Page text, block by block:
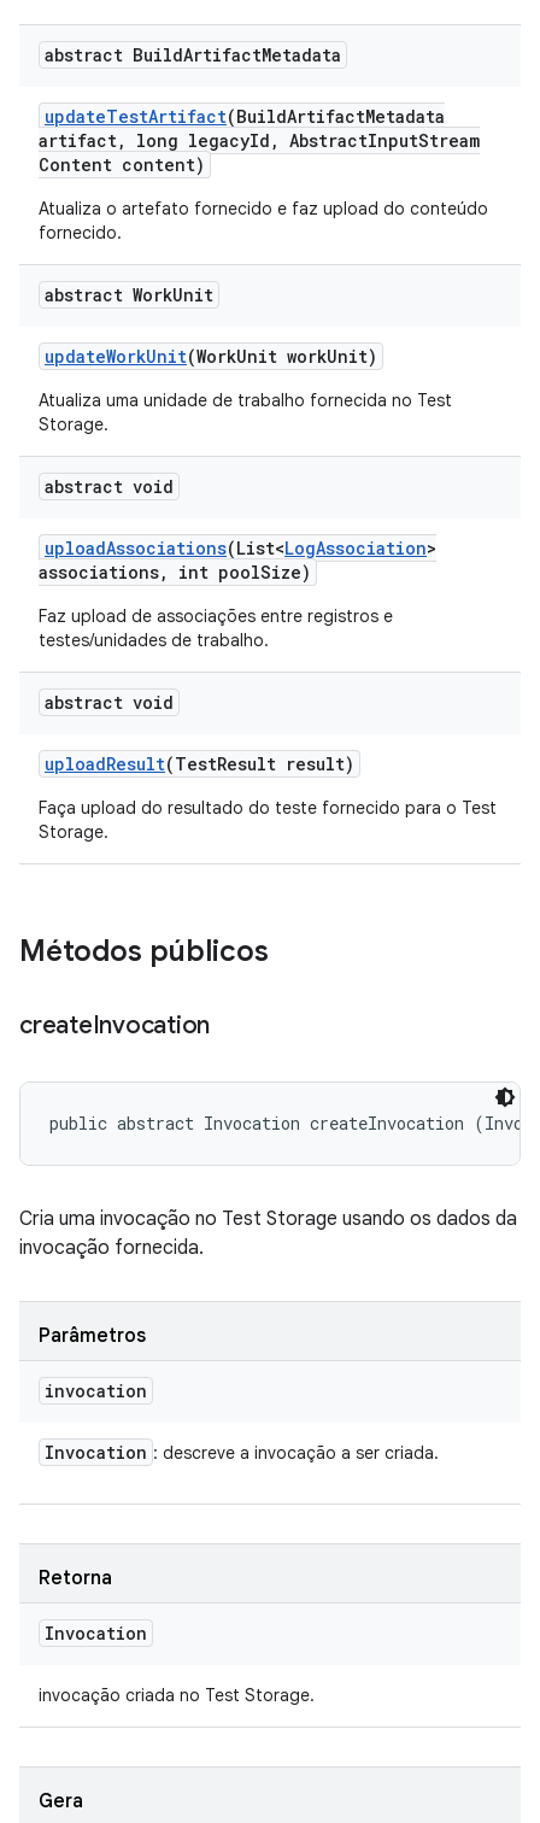
abstract BuildArtifactMetadata
updateTestArtifact(BuildArtifactMetadata
artifact, long legacyId , AbstractInputStream
Content content)
Atualiza o artefato fornecido e faz upload do conteúdo
fornecido.
abstract WorkUnit
updateWorkUnit(WorkUnit workUnit)
Atualiza uma unidade de trabalho fornecida no Test
Storage.
abstract void
uploadAssociations(List<LogAssociation>
associations, int poolSize)
Faz upload de associações entre registros e
testes/unidades de trabalho.
abstract void
uploadResult(TestResult result)
Faça upload do resultado do teste fornecido para o Test
Storage.
Métodos públicos
createInvocation
public abstract Invocation createInvocation
Cria uma invocação no Test Storage usando os dados da
invocação fornecida.
Parâmetros
invocation
Invocation : descreve a invocação a ser criada.
Retorna
Invocation
invocação criada no Test Storage.
Gera